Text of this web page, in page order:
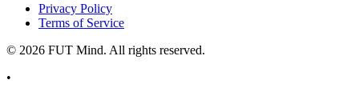
Privacy Policy
Terms of Service
© 2026 FUT Mind. All rights reserved.
•